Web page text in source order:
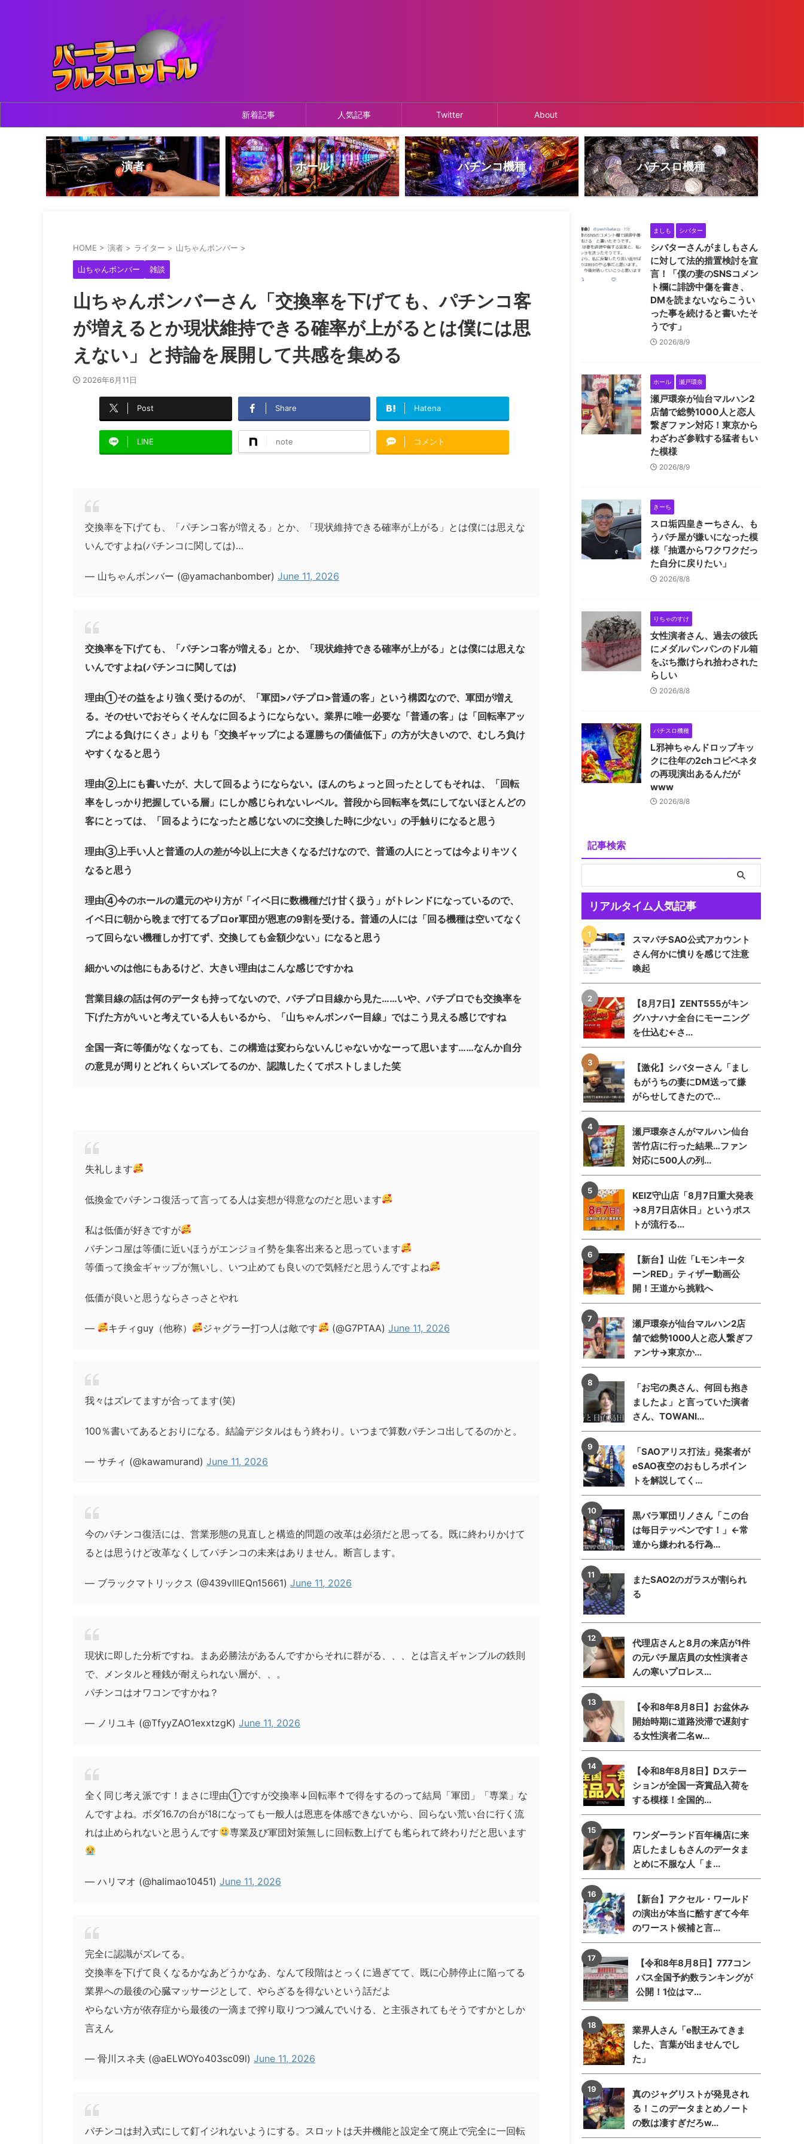
新着記事 人気記事 Twitter About
演者 ホール パチンコ機種 パチスロ機種
HOME > 演者 > ライター > 山ちゃんボンバー >
山ちゃんボンバー 雑談
山ちゃんボンバーさん「交換率を下げても、パチンコ客
が増えるとか現状維持できる確率が上がるとは僕には思
えない」と持論を展開して共感を集める
2026年6月11日
Post Share Hatena
LINE note コメント
交換率を下げても、「パチンコ客が増える」とか、「現状維持できる確率が上がる」とは僕には思えな
いんですよね(パチンコに関しては)…
— 山ちゃんボンバー (@yamachanbomber) June 11, 2026
交換率を下げても、「パチンコ客が増える」とか、「現状維持できる確率が上がる」とは僕には思えな
いんですよね(パチンコに関しては)
理由①その益をより強く受けるのが、「軍団>パチプロ>普通の客」という構図なので、軍団が増え
る。そのせいでおそらくそんなに回るようにならない。業界に唯一必要な「普通の客」は「回転率アッ
プによる負けにくさ」よりも「交換ギャップによる運勝ちの価値低下」の方が大きいので、むしろ負け
やすくなると思う
理由②上にも書いたが、大して回るようにならない。ほんのちょっと回ったとしてもそれは、「回転
率をしっかり把握している層」にしか感じられないレベル。普段から回転率を気にしてないほとんどの
客にとっては、「回るようになったと感じないのに交換した時に少ない」の手触りになると思う
理由③上手い人と普通の人の差が今以上に大きくなるだけなので、普通の人にとっては今よりキツく
なると思う
理由④今のホールの還元のやり方が「イベ日に数機種だけ甘く扱う」がトレンドになっているので、
イベ日に朝から晩まで打てるプロor軍団が恩恵の9割を受ける。普通の人には「回る機種は空いてなく
って回らない機種しか打てず、交換しても金額少ない」になると思う
細かいのは他にもあるけど、大きい理由はこんな感じですかね
営業目線の話は何のデータも持ってないので、パチプロ目線から見た……いや、パチプロでも交換率を
下げた方がいいと考えている人もいるから、「山ちゃんボンバー目線」ではこう見える感じですね
全国一斉に等価がなくなっても、この構造は変わらないんじゃないかなーって思います……なんか自分
の意見が周りとどれくらいズレてるのか、認識したくてポストしました笑
失礼します
低換金でパチンコ復活って言ってる人は妄想が得意なのだと思います
私は低価が好きですが
パチンコ屋は等価に近いほうがエンジョイ勢を集客出来ると思っています
等価って換金ギャップが無いし、いつ止めても良いので気軽だと思うんですよね
低価が良いと思うならさっさとやれ
— キチィguy（他称） ジャグラー打つ人は敵です (@G7PTAA) June 11, 2026
我々はズレてますが合ってます(笑)
100％書いてあるとおりになる。結論デジタルはもう終わり。いつまで算数パチンコ出してるのかと。
— サチィ (@kawamurand) June 11, 2026
今のパチンコ復活には、営業形態の見直しと構造的問題の改革は必須だと思ってる。既に終わりかけて
るとは思うけど改革なくしてパチンコの未来はありません。断言します。
— ブラックマトリックス (@439vlllEQn15661) June 11, 2026
現状に即した分析ですね。まあ必勝法があるんですからそれに群がる、、、とは言えギャンブルの鉄則
で、メンタルと種銭が耐えられない層が、、。
パチンコはオワコンですかね？
— ノリユキ (@TfyyZAO1exxtzgK) June 11, 2026
全く同じ考え派です！まさに理由①ですが交換率↓回転率↑で得をするのって結局「軍団」「専業」な
んですよね。ボダ16.7の台が18になっても一般人は恩恵を体感できないから、回らない荒い台に行く流
れは止められないと思うんです
専業及び軍団対策無しに回転数上げても毟られて終わりだと思います
— ハリマオ (@halimao10451) June 11, 2026
完全に認識がズレてる。
交換率を下げて良くなるかなあどうかなあ、なんて段階はとっくに過ぎてて、既に心肺停止に陥ってる
業界への最後の心臓マッサージとして、やらざるを得ないという話だよ
やらない方が依存症から最後の一滴まで搾り取りつつ滅んでいける、と主張されてもそうですかとしか
言えん
— 骨川スネ夫 (@aELWOYo403sc09l) June 11, 2026
パチンコは封入式にして釘イジれないようにする。スロットは天井機能と設定全て廃止で完全に一回転
ましも シバター
シバターさんがましもさん
に対して法的措置検討を宣
言！「僕の妻のSNSコメン
ト欄に誹謗中傷を書き、
DMを読まないならこうい
った事を続けると書いたそ
うです」
2026/8/9
ホール 瀬戸環奈
瀬戸環奈が仙台マルハン2
店舗で総勢1000人と恋人
繋ぎファン対応！東京から
わざわざ参戦する猛者もい
た模様
2026/8/9
きーち
スロ垢四皇きーちさん、も
うパチ屋が嫌いになった模
様「抽選からワクワクだっ
た自分に戻りたい」
2026/8/8
りちゃのすけ
女性演者さん、過去の彼氏
にメダルパンパンのドル箱
をぶち撒けられ拾わされた
らしい
2026/8/8
パチスロ機種
L邪神ちゃんドロップキッ
クに往年の2chコピペネタ
の再現演出あるんだが
www
2026/8/8
記事検索
リアルタイム人気記事
スマパチSAO公式アカウント
さん何かに憤りを感じて注意
喚起
【8月7日】ZENT555がキン
グハナハナ全台にモーニング
を仕込む←さ...
【激化】シバターさん「まし
もがうちの妻にDM送って嫌
がらせしてきたので...
瀬戸環奈さんがマルハン仙台
苦竹店に行った結果…ファン
対応に500人の列...
KEIZ守山店「8月7日重大発表
→8月7日店休日」というポス
トが流行る...
【新台】山佐「Lモンキータ
ーンRED」ティザー動画公
開！王道から挑戦へ
瀬戸環奈が仙台マルハン2店
舗で総勢1000人と恋人繋ぎフ
ァンサ→東京か...
「お宅の奥さん、何回も抱き
ましたよ」と言っていた演者
さん、TOWANI...
「SAOアリス打法」発案者が
eSAO夜空のおもしろポイン
トを解説してく...
黒バラ軍団リノさん「この台
は毎日テッペンです！」←常
連から嫌われる行為...
またSAO2のガラスが割られ
る
代理店さんと8月の来店が1件
の元パチ屋店員の女性演者さ
んの寒いプロレス...
【令和8年8月8日】お盆休み
開始時期に道路渋滞で遅刻す
る女性演者二名w...
【令和8年8月8日】Dステー
ションが全国一斉賞品入荷を
する模様！全国的...
ワンダーランド百年橋店に来
店したましもさんのデータま
とめに不服な人「ま...
【新台】アクセル・ワールド
の演出が本当に酷すぎて今年
のワースト候補と言...
【令和8年8月8日】777コン
パス全国予約数ランキングが
公開！1位はマ...
業界人さん「e獣王みてきま
した、言葉が出ませんでし
た」
真のジャグリストが発見され
る！このデータまとめノート
の数は凄すぎだろw...